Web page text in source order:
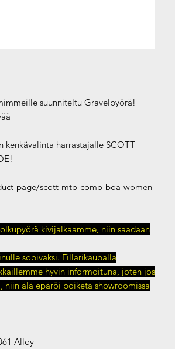
suunniteltu Gravelpyörä!
kenkävalinta harrastajalle SCOTT
page/scott-mtb-comp-boa-women-
kivijalkaamme, niin saadaan
sopivaksi. Fillarikaupalla
hyvin informoituna, joten jos
niin älä epäröi poiketa showroomissa
Alloy